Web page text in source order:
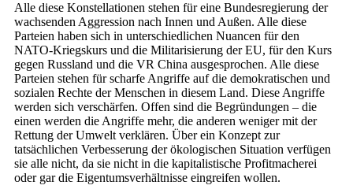
Alle diese Konstellationen stehen für eine Bundesregierung der
wachsenden Aggression nach Innen und Außen. Alle diese
Parteien haben sich in unterschiedlichen Nuancen für den
NATO-Kriegskurs und die Militarisierung der EU, für den Kurs
gegen Russland und die VR China ausgesprochen. Alle diese
Parteien stehen für scharfe Angriffe auf die demokratischen und
sozialen Rechte der Menschen in diesem Land. Diese Angriffe
werden sich verschärfen. Offen sind die Begründungen – die
einen werden die Angriffe mehr, die anderen weniger mit der
Rettung der Umwelt verklären. Über ein Konzept zur
tatsächlichen Verbesserung der ökologischen Situation verfügen
sie alle nicht, da sie nicht in die kapitalistische Profitmacherei
oder gar die Eigentumsverhältnisse eingreifen wollen.